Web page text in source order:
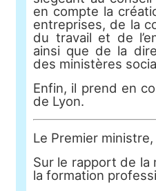
en compte la
entreprises, de la
du travail et de
ainsi que de la
des ministères
Enfin, il prend en
de Lyon.
Le Premier ministre,
Sur le rapport de la
la formation